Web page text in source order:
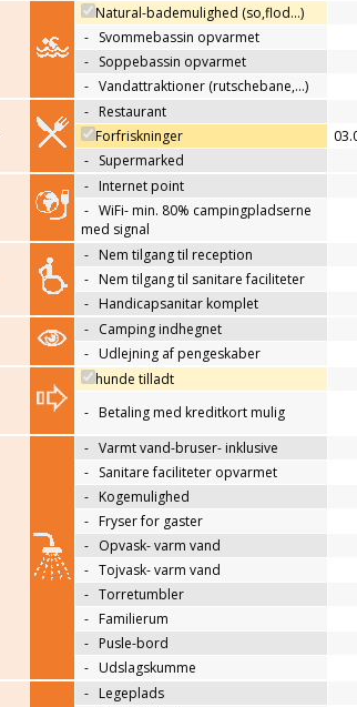
Natural-bademulighed (so,flod...)
- Svommebassin opvarmet
- Soppebassin opvarmet
- Vandattraktioner (rutschebane,…)
- Restaurant
Forfriskninger
- Supermarked
- Internet point
- WiFi- min. 80% campingpladserne
med signal
- Nem tilgang til reception
- Nem tilgang til sanitare faciliteter
- Handicapsanitar komplet
- Camping indhegnet
- Udlejning af pengeskaber
hunde tilladt
- Betaling med kreditkort mulig
- Varmt vand-bruser- inklusive
- Sanitare faciliteter opvarmet
- Kogemulighed
- Fryser for gaster
- Opvask- varm vand
- Tojvask- varm vand
- Torretumbler
- Familierum
- Pusle-bord
- Udslagskumme
- Legeplads